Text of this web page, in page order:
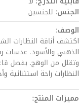
الجنس: للجنسين
الوصف:
اكتشف أناقة النظارات
الذهبي والأسود. عدسات
وتقلل من الوهج. بفضل
النظارات راحة استثنائية
مميزات المنتج: